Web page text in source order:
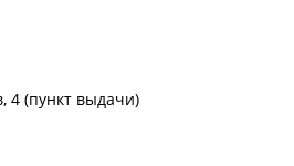
4 (пункт выдачи)